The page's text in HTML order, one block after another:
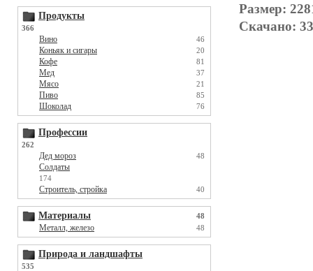
Продукты
366
Вино 46
Коньяк и сигары 20
Кофе 81
Мед 37
Мясо 21
Пиво 85
Шоколад 76
Профессии
262
Дед мороз 48
Солдаты
174
Строитель, стройка 40
Материалы 48
Металл, железо 48
Природа и ландшафты
535
Размер:
Скачано: